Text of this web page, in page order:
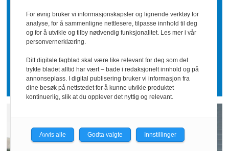
Meld deg på vårt nyhetsbrev
For øvrig bruker vi informasjonskapsler og lignende verktøy for
analyse, for å sammenligne nettlesere, tilpasse innhold til deg
og for å utvikle og tilby nødvendig funksjonalitet. Les mer i vår
personvernerklæring.
Ditt digitale fagblad skal være like relevant for deg som det
trykte bladet alltid har vært – bade i redaksjonelt innhold og på
annonseplass. I digital publisering bruker vi informasjon fra
dine besøk på nettstedet for å kunne utvikle produktet
kontinuerlig, slik at du opplever det nyttig og relevant.
Avvis alle Godta valgte Innstillinger